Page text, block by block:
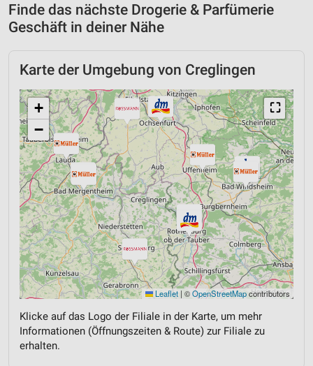
Finde das nächste Drogerie & Parfümerie
Geschäft in deiner Nähe
Karte der Umgebung von Creglingen
⛶
+
−
Leaflet | ©OpenStreetMapcontributors
Klicke auf das Logo der Filiale in der Karte, um mehr
Informationen (Öffnungszeiten & Route) zur Filiale zu
erhalten.